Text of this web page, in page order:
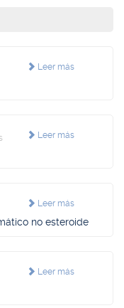
Leer más
Leer más
Leer más
no esteroide
Leer más